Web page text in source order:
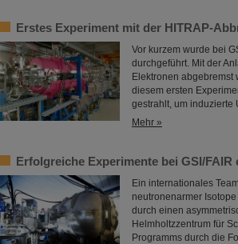
Erstes Experiment mit der HITRAP-
Vor kurzem wurde bei
durchgeführt. Mit der
Elektronen abgebremst
diesem ersten
gestrahlt, um induzierte
Mehr »
Erfolgreiche Experimente bei GSI/
Ein internationales
neutronenarmer
durch einen
Helmholtzzentrum für
Programms durch die